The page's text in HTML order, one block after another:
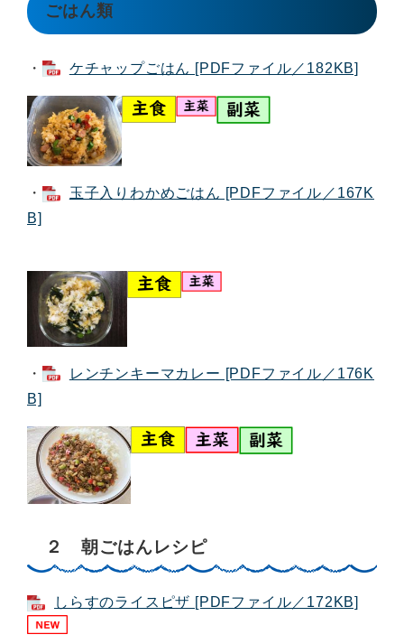
ごはん類
・ ケチャップごはん [PDFファイル／182KB]
・
玉子入りわかめごはん [PDFファイル／167K
B]
・
レンチンキーマカレー [PDFファイル／176K
B]
２ 朝ごはんレシピ
しらすのライスピザ [PDFファイル／172KB]